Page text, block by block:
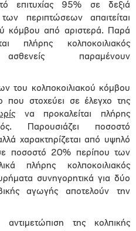
επιτυχίας 95% σε δεξιά
περιπτώσεων απαιτείται
κόμβου από αριστερά. Παρά
πλήρης κολποκοιλιακός
παραμένουν
του κολποκοιλιακού κόμβου
που στοχεύει σε έλεγχο της
να προκαλείται πλήρης
Παρουσιάζει ποσοστό
χαρακτηρίζεται από υψηλό
ποσοστό 20% περίπου των
πλήρης κολποκοιλιακός
συνηγορητικά για δύο
αγωγής αποτελούν την
της κολπικής